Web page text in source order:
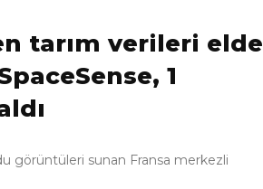
tarım verileri elde
1
görüntüleri sunan Fransa merkezli